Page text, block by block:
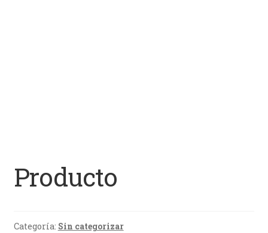
Producto
Categoría: Sin categorizar